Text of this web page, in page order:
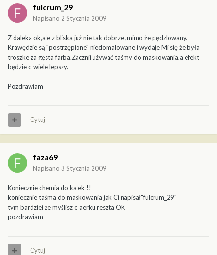
fulcrum_29
Napisano 2 Stycznia 2009
Z daleka ok,ale z bliska już nie tak dobrze ,mimo że pędzlowany.
Krawędzie są "postrzępione" niedomalowane i wydaje Mi się że była
troszke za gęsta farba.Zacznij używać taśmy do maskowania,a efekt
będzie o wiele lepszy.
Pozdrawiam
Cytuj
faza69
Napisano 3 Stycznia 2009
Koniecznie chemia do kalek !!
koniecznie taśma do maskowania jak Ci napisał"fulcrum_29"
tym bardziej że myślisz o aerku reszta OK
pozdrawiam
Cytuj